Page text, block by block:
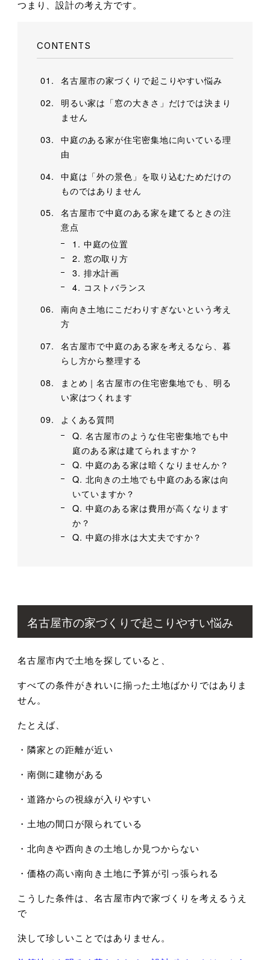
つまり、設計の考え方です。
CONTENTS
名古屋市の家づくりで起こりやすい悩み
明るい家は「窓の大きさ」だけでは決まり
ません
中庭のある家が住宅密集地に向いている理
由
中庭は「外の景色」を取り込むためだけの
ものではありません
名古屋市で中庭のある家を建てるときの注
意点
1. 中庭の位置
2. 窓の取り方
3. 排水計画
4. コストバランス
南向き土地にこだわりすぎないという考え
方
名古屋市で中庭のある家を考えるなら、暮
らし方から整理する
まとめ｜名古屋市の住宅密集地でも、明る
い家はつくれます
よくある質問
Q. 名古屋市のような住宅密集地でも中
庭のある家は建てられますか？
Q. 中庭のある家は暗くなりませんか？
Q. 北向きの土地でも中庭のある家は向
いていますか？
Q. 中庭のある家は費用が高くなります
か？
Q. 中庭の排水は大丈夫ですか？
名古屋市の家づくりで起こりやすい悩み
名古屋市内で土地を探していると、
すべての条件がきれいに揃った土地ばかりではありま
せん。
たとえば、
・隣家との距離が近い
・南側に建物がある
・道路からの視線が入りやすい
・土地の間口が限られている
・北向きや西向きの土地しか見つからない
・価格の高い南向き土地に予算が引っ張られる
こうした条件は、 名古屋市内で家づくりを考えるうえ
で
決して珍しいことではありません。